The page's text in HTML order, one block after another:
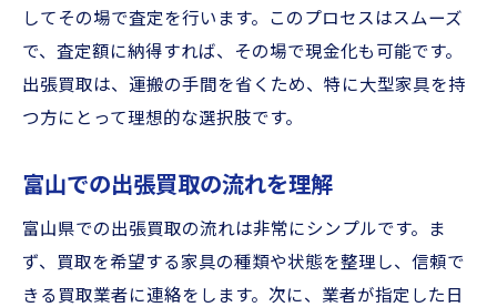
してその場で査定を行います。このプロセスはスムーズ
で、査定額に納得すれば、その場で現金化も可能です。
出張買取は、運搬の手間を省くため、特に大型家具を持
つ方にとって理想的な選択肢です。
富山での出張買取の流れを理解
富山県での出張買取の流れは非常にシンプルです。ま
ず、買取を希望する家具の種類や状態を整理し、信頼で
きる買取業者に連絡をします。次に、業者が指定した日